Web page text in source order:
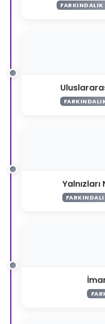
FARKINDALIK